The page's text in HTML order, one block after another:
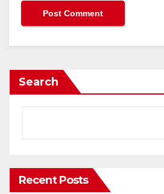
Search
Recent Posts